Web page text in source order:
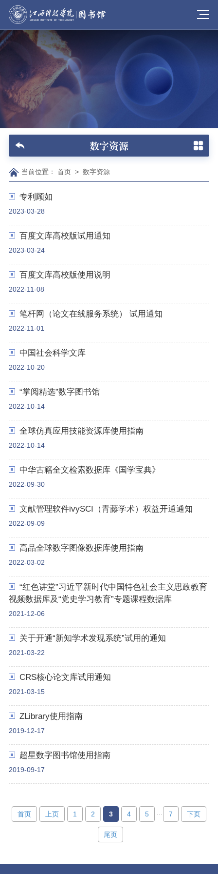
数字资源
当前位置： 首页> 数字资源
专利顾如
2023-03-28
百度文库高校版试用通知
2023-03-24
百度文库高校版使用说明
2022-11-08
笔杆网（论文在线服务系统） 试用通知
2022-11-01
中国社会科学文库
2022-10-20
“掌阅精选”数字图书馆
2022-10-14
全球仿真应用技能资源库使用指南
2022-10-14
中华古籍全文检索数据库《国学宝典》
2022-09-30
文献管理软件ivySCI（青藤学术）权益开通通知
2022-09-09
高品全球数字图像数据库使用指南
2022-03-02
“红色讲堂”习近平新时代中国特色社会主义思政教育
视频数据库及“党史学习教育”专题课程数据库
2021-12-06
关于开通“新知学术发现系统”试用的通知
2021-03-22
CRS核心论文库试用通知
2021-03-15
ZLibrary使用指南
2019-12-17
超星数字图书馆使用指南
2019-09-17
首页 上页 1 2 3 4 5 ... 7 下页
尾页